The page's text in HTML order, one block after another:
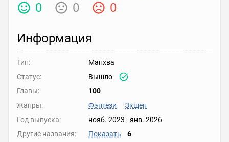
0 0 0
Информация
Тип:
Манхва
Статус:
Вышло
Главы:
100
Жанры:
Фэнтези
Экшен
Год выпуска:
нояб. 2023 -янв. 2026
Другие названия:
Показать 6